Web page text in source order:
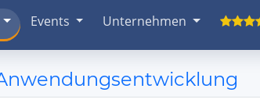
Events Unternehmen